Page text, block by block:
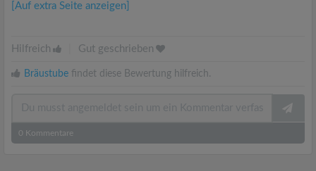
[Auf extra Seite anzeigen]
Hilfreich Gut geschrieben
Bräustube findet diese Bewertung hilfreich.
0 Kommentare